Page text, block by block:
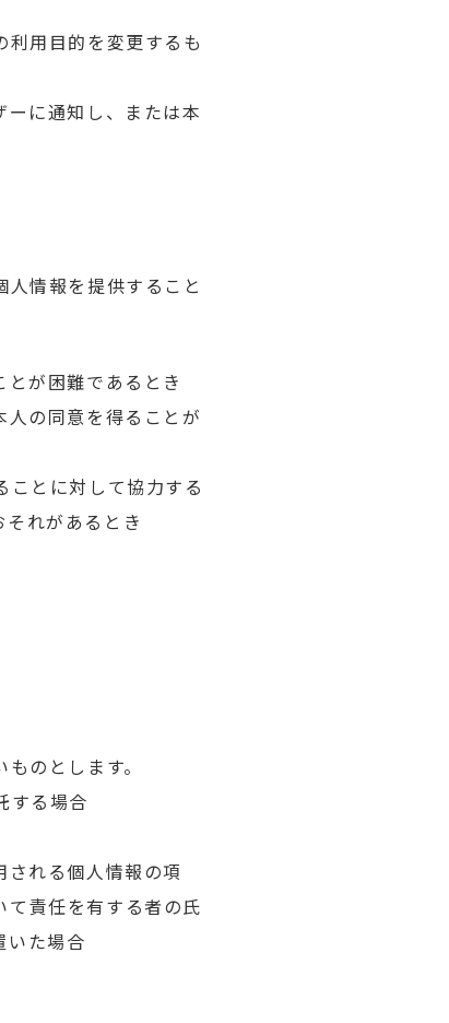
用目的を変更するも
に通知し、または本
情報を提供すること
が困難であるとき
の同意を得ることが
ことに対して協力する
れがあるとき
のとします。
する場合
れる個人情報の項
責任を有する者の氏
いた場合